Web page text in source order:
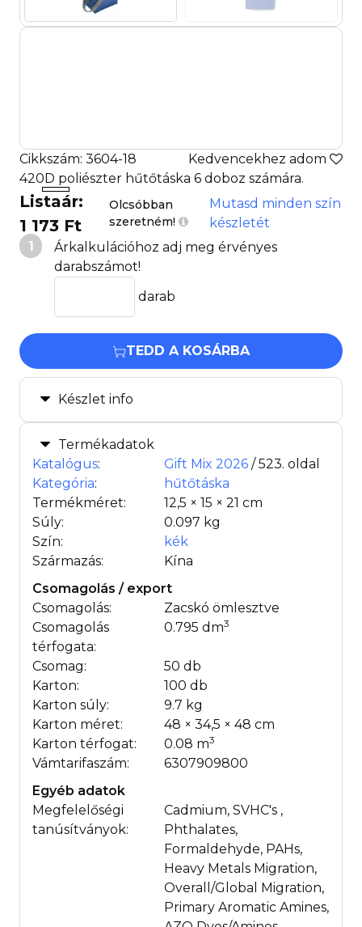
Cikkszám: 3604-18
Kedvencekhez adom
420D poliészter hűtőtáska 6 doboz számára.
Listaár:
1 173 Ft
Olcsóbban
szeretném!
Mutasd minden szín
készletét
1
Árkalkulációhoz adj meg érvényes
darabszámot!
darab
TEDD A KOSÁRBA
Készlet info
Termékadatok
Katalógus: Gift Mix 2026 / 523. oldal
Kategória:
hűtőtáska
Termékméret:
12,5 × 15 × 21 cm
Súly:
0.097 kg
Szín:
kék
Származás:
Kína
Csomagolás / export
Csomagolás:
Zacskó ömlesztve
Csomagolás
térfogata:
0.795 dm3
Csomag:
50 db
Karton:
100 db
Karton súly:
9.7 kg
Karton méret:
48 × 34,5 × 48 cm
Karton térfogat:
0.08 m3
Vámtarifaszám:
6307909800
Egyéb adatok
Megfelelőségi
tanúsítványok:
Cadmium, SVHC's ,
Phthalates,
Formaldehyde, PAHs,
Heavy Metals Migration,
Overall/Global Migration,
Primary Aromatic Amines,